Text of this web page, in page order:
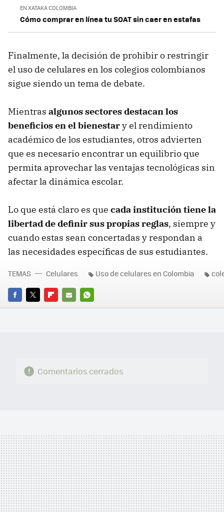
EN XATAKA COLOMBIA
Cómo comprar en línea tu SOAT sin caer en estafas
Finalmente, la decisión de prohibir o restringir
el uso de celulares en los colegios colombianos
sigue siendo un tema de debate.
Mientras algunos sectores destacan los
beneficios en el bienestary el rendimiento
académico de los estudiantes, otros advierten
que es necesario encontrar un equilibrio que
permita aprovechar las ventajas tecnológicas sin
afectar la dinámica escolar.
Lo que está claro es que cada institución tiene la
libertad de definir sus propias reglas, siempre y
cuando estas sean concertadas y respondan a
las necesidades específicas de sus estudiantes.
FACEBOOK
TWITTERFLIPBOARD
E-
WHATSAPP
TEMAS Celulares Uso de celulares en Colombia
Comentarios cerrados